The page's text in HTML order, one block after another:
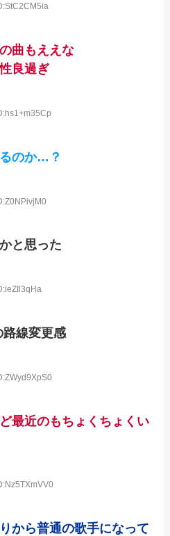
曲もええな
良過ぎ
のか…？
と思った
線変更感
最近のもちょくちょくい
から普通の歌手になって